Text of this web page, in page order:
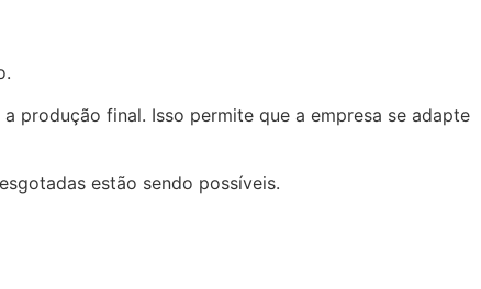
produção final. Isso permite que a empresa se adapte
estão sendo possíveis.